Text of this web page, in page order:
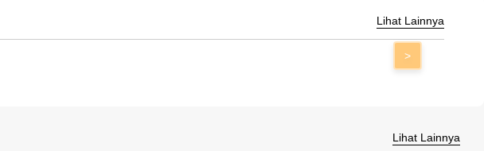
Lihat Lainnya
>
Lihat Lainnya